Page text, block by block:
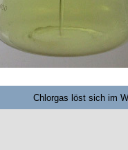
Chlorgas löst sich im